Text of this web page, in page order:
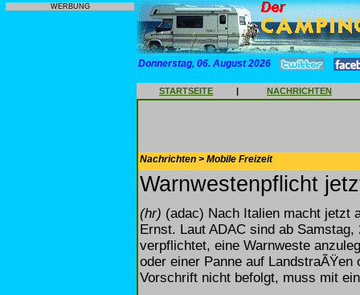
WERBUNG
Donnerstag, 06. August 2026
STARTSEITE | NACHRICHTEN
Nachrichten > Mobile Freizeit
Warnwestenpflicht
(hr) (adac) Nach Italien macht jetzt
Ernst. Laut ADAC sind ab
verpflichtet, eine Warnweste
oder einer Panne auf
Vorschrift nicht befolgt, muss mit